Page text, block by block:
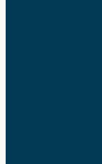
Fra el-drevne
ud af kasserne